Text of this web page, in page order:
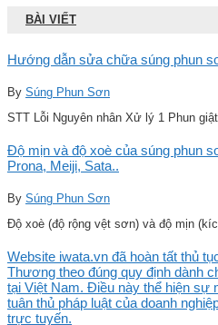
BÀI VIẾT
Hướng dẫn sửa chữa súng phun
By Súng Phun Sơn
STT Lỗi Nguyên nhân Xử lý 1 Phun giật
Độ mịn và độ xoè của súng phun
Prona, Meiji, Sata..
By Súng Phun Sơn
Độ xoè (độ rộng vệt sơn) và độ mịn
Website iwata.vn đã hoàn tất thủ
Thương theo đúng quy định dành
tại Việt Nam. Điều này thể hiện sự
tuân thủ pháp luật của doanh
trực tuyến.